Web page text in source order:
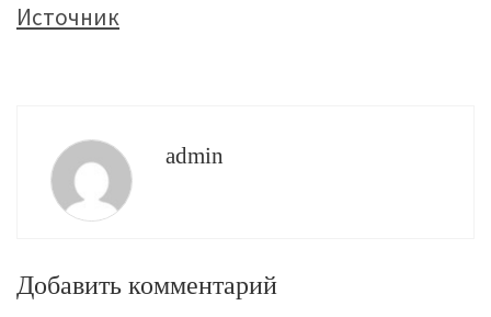
Источник
admin
Добавить комментарий